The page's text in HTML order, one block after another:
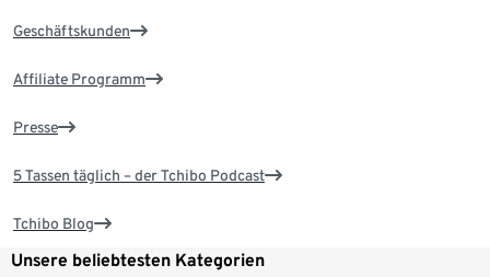
Geschäftskunden
Affiliate Programm
Presse
5 Tassen täglich – der Tchibo Podcast
Tchibo Blog
Unsere beliebtesten Kategorien